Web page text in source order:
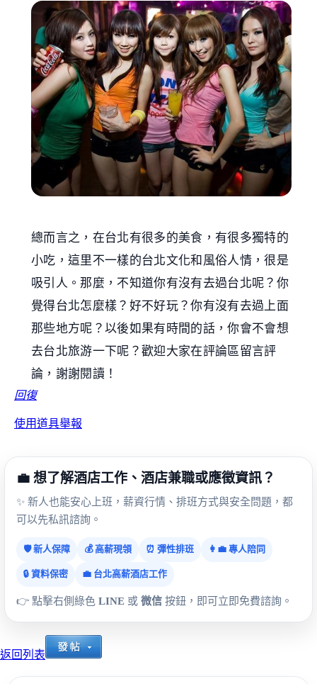
總而言之，在台北有很多的美食，有很多獨特的
小吃，這里不一樣的台北文化和風俗人情，很是
吸引人。那麼，不知道你有沒有去過台北呢？你
覺得台北怎麼樣？好不好玩？你有沒有去過上面
那些地方呢？以後如果有時間的話，你會不會想
去台北旅游一下呢？歡迎大家在評論區留言評
論，謝謝閱讀！
回復
使用道具舉報
💼 想了解酒店工作、酒店兼職或應徵資訊？
✨ 新人也能安心上班，薪資行情、排班方式與安全問題，都
可以先私訊諮詢。
🛡️ 新人保障 💰 高薪現領 ⏰ 彈性排班 👩‍💼 專人陪同
🔒 資料保密 💼 台北高薪酒店工作
👉 點擊右側綠色 LINE 或 微信 按鈕，即可立即免費諮詢。
返回列表